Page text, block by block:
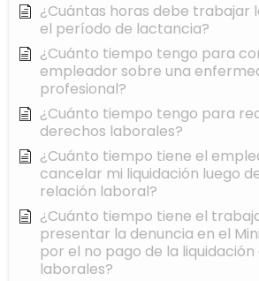
¿Cuántas horas debe trabajar
el período de lactancia?
¿Cuánto tiempo tengo para
empleador sobre una
profesional?
¿Cuánto tiempo tengo para
derechos laborales?
¿Cuánto tiempo tiene el
cancelar mi liquidación luego
relación laboral?
¿Cuánto tiempo tiene el
presentar la denuncia en el
por el no pago de la
laborales?